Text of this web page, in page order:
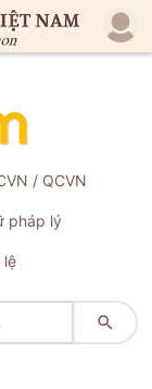
/ QCVN
pháp lý
lệ
